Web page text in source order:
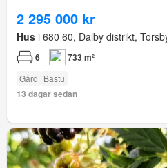
2 295 000 kr
Hus i 680 60, Dalby distrikt,
6 733 m²
Gård Bastu
13 dagar sedan